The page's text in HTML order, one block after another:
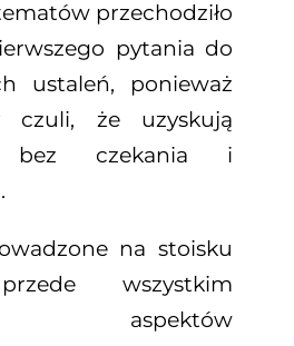
przechodziło
pytania do
ustaleń, ponieważ
czuli, że uzyskują
bez czekania i
na stoisku
wszystkim
aspektów